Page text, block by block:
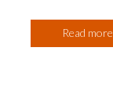
Read more